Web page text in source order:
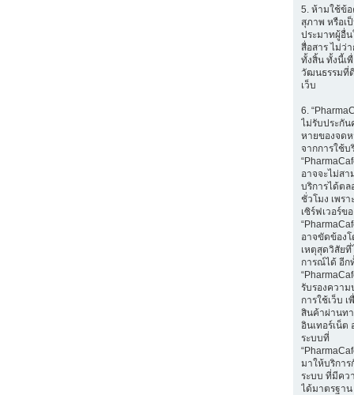
5. ห้ามใช้ข้
สุภาพ หรือเ
ประมาทผู้อื่น
สื่อสาร ไม่ว่
ทั้งสิ้น ทั้งนี้เ
วัฒนธรรมที่
เว็บ
6.
ไม่รับประกัน
หายของจด
จากการใช้บ
อาจจะไม่สา
บริการได้ตล
ชั่วโมง เพรา
เซิร์ฟเวอร์ข
อาจขัดข้องโ
เหตุสุดวิสัย
การณ์ได้ อีก
รับรองควา
การใช้เว็บ เ
สินค้าผ่านท
อินเทอร์เน็ต
ระบบที่
มาให้บริกา
ระบบ ที่มีคว
ได้มาตรฐา